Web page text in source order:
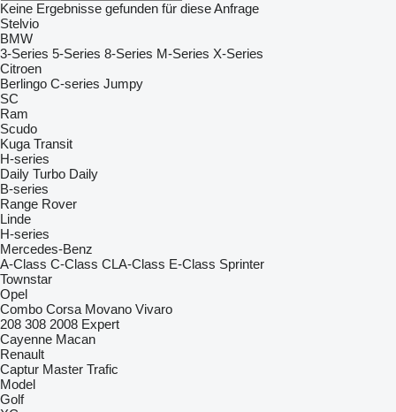
Keine Ergebnisse gefunden für diese Anfrage
Stelvio
BMW
3-Series 5-Series 8-Series M-Series X-Series
Citroen
Berlingo C-series Jumpy
SC
Ram
Scudo
Kuga Transit
H-series
Daily Turbo Daily
B-series
Range Rover
Linde
H-series
Mercedes-Benz
A-Class C-Class CLA-Class E-Class Sprinter
Townstar
Opel
Combo Corsa Movano Vivaro
208 308 2008 Expert
Cayenne Macan
Renault
Captur Master Trafic
Model
Golf